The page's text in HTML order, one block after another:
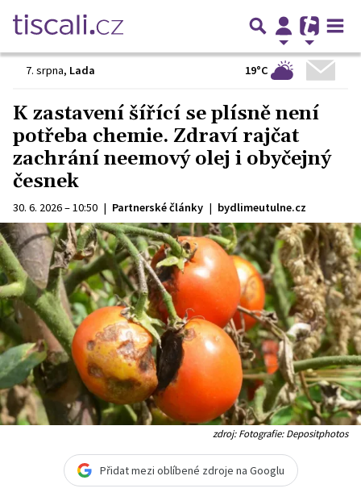
7. srpna, Lada 19°C
K zastavení šířící se plísně není
potřeba chemie. Zdraví rajčat
zachrání neemový olej i obyčejný
česnek
30. 6. 2026 – 10:50 | Partnerské články | bydlimeutulne.cz
zdroj: Fotografie: Depositphotos
Přidat mezi oblíbené zdroje na Googlu